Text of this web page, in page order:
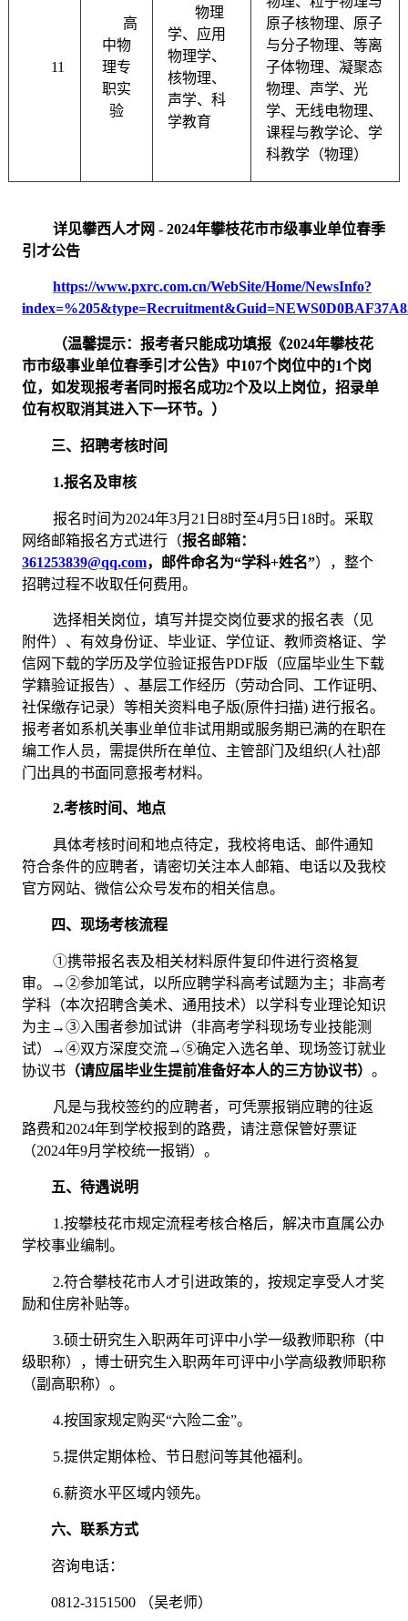
11
高
中物
理专
职实
验
物理
学、应用
物理学、
核物理、
声学、科
学教育
原子核物理、原子
与分子物理、等离
子体物理、凝聚态
物理、声学、光
学、无线电物理、
课程与教学论、学
科教学（物理）
详见攀西人才网 - 2024年攀枝花市市级事业单位春季
引才公告
https://www.pxrc.com.cn/WebSite/Home/NewsInfo?
（温馨提示： 报考者只能成功填报《2024年攀枝花
市市级事业单位春季引才公告》中107个岗位中的1个岗
位，如发现报考者同时报名成功2个及以上岗位，招录单
位有权取消其进入下一环节。 ）
三、招聘考核时间
1.报名及审核
报名时间为2024年3月21日8时至4月5日18时。采取
网络邮箱报名方式进行（报名邮箱：
361253839@qq.com，邮件命名为“学科+姓名”），整个
招聘过程不收取任何费用。
选择相关岗位，填写并提交岗位要求的报名表（见
附件）、有效身份证、 毕业证、学位证、教师资格证、 学
信网下载的学历及学位验证报告PDF版（应届毕业生下载
学籍验证报告）、基层工作经历 （劳动合同、工作证明、
社保缴存记录） 等相关资料电子版(原件扫描) 进行报名。
报考者如系机关事业单位非试用期或服务期已满的在职在
编工作人员，需提供所在单位、主管部门及组织(人社)部
门出具的书面同意报考材料。
2.考核时间、地点
具体考核时间和地点待定，我校将电话、邮件通知
符合条件的应聘者，请密切关注本人邮箱、电话以及我校
官方网站、微信公众号发布的相关信息。
四、现场考核流程
①携带报名表及相关材料原件复印件进行资格复
审。
→②参加笔试，以所应聘学科高考试题为主；非高考
学科（本次招聘含美术、通用技术）以学科专业理论知识
为主 →③入围者参加试讲（非高考学科现场专业技能测
试）
→④双方深度交流→⑤确定入选名单、现场签订就业
协议书 （请应届毕业生提前准备好本人的三方协议书） 。
凡是与我校签约的应聘者，可凭票报销应聘的往返
路费和2024年到学校报到的路费，请注意保管好票证
（2024年9月学校统一报销）。
五、待遇说明
1.按攀枝花市规定流程考核合格后，解决市直属公办
学校事业编制。
2.符合攀枝花市人才引进政策的，按规定享受人才奖
励和住房补贴等。
3.硕士研究生入职两年可评中小学一级教师职称（中
级职称），博士研究生入职两年可评中小学高级教师职称
（副高职称）。
4.按国家规定购买“六险二金”。
5.提供定期体检、节日慰问等其他福利。
6.薪资水平区域内领先。
六、联系方式
咨询电话：
0812-3151500 （吴老师）